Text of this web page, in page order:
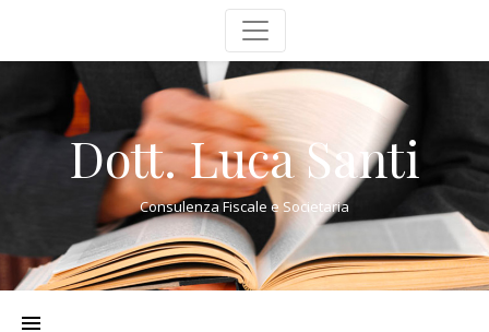
Dott. Luca Santi
Consulenza Fiscale e Societaria